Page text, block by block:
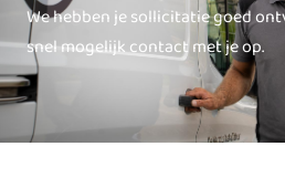
We hebben je sollicitatie goed
snel mogelijk contact met je op.